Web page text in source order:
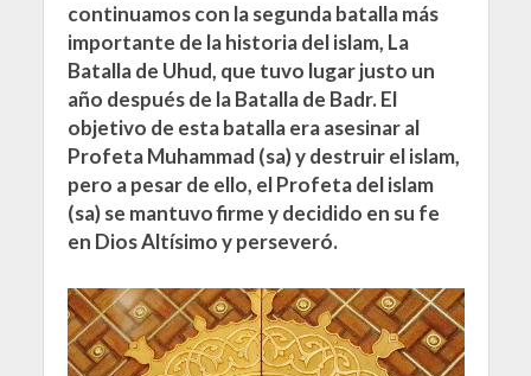
continuamos con la segunda batalla más
importante de la historia del islam, La
Batalla de Uhud, que tuvo lugar justo un
año después de la Batalla de Badr. El
objetivo de esta batalla era asesinar al
Profeta Muhammad (sa) y destruir el islam,
pero a pesar de ello, el Profeta del islam
(sa) se mantuvo firme y decidido en su fe
en Dios Altísimo y perseveró.